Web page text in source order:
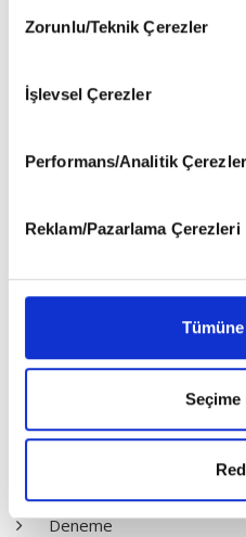
vasıtasıyla
6698 sayılı Kişisel Verilerin
okumak ve sitemizi
gerçekleştirilen veri işleme
Selection
Zorunlu/Teknik Çerezler
İşlevsel Çerezler
Performans/Analitik Çerezler
Reklam/Pazarlama Çerezleri
Seçime
Diziler
Deneme